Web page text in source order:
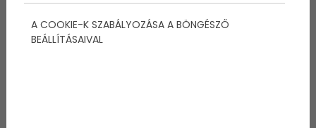
A COOKIE-K SZABÁLYOZÁSA A BÖNGÉSZŐ
BEÁLLÍTÁSAIVAL